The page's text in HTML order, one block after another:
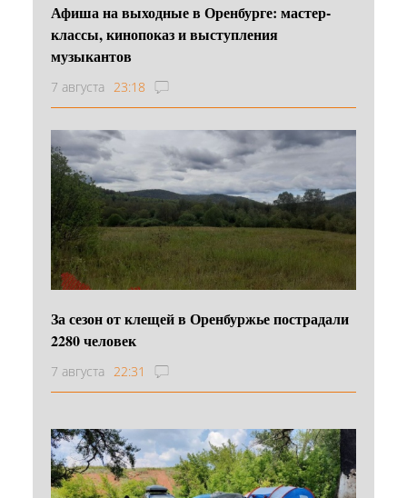
Афиша на выходные в Оренбурге: мастер-
классы, кинопоказ и выступления
музыкантов
7 августа 23:18
За сезон от клещей в Оренбуржье пострадали
2280 человек
7 августа 22:31